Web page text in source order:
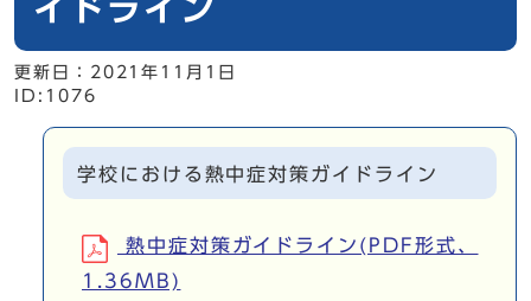
イドライン
更新日： 2021年11月1日
ID:1076
学校における熱中症対策ガイドライン
熱中症対策ガイドライン(PDF形式、
1.36MB)